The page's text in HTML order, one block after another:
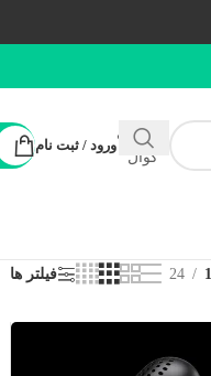
پشتیبانی
کوال
ورود / ثبت نام
24 فیلتر ها